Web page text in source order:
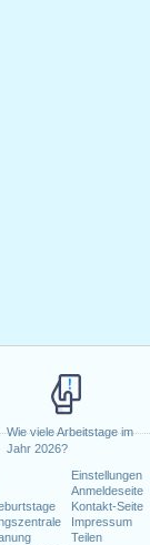
Wie viele Arbeitstage im
Jahr 2026?
Einstellungen
Anmeldeseite
Kontakt-Seite
Impressum
Teilen